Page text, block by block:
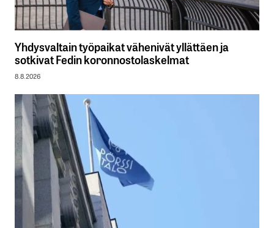
Yhdysvaltain työpaikat vähenivät yllättäen ja
sotkivat Fedin koronnostolaskelmat
8.8.2026